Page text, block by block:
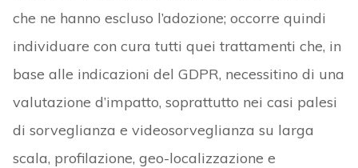
che ne hanno escluso l’adozione; occorre quindi
individuare con cura tutti quei trattamenti che, in
base alle indicazioni del GDPR, necessitino di una
valutazione d’impatto, soprattutto nei casi palesi
di sorveglianza e videosorveglianza su larga
scala, profilazione, geo-localizzazione e